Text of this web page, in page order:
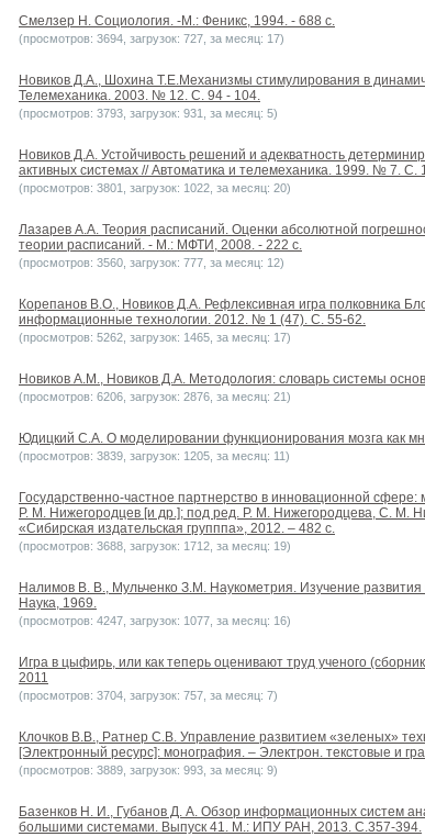
Смелзер Н. Социология. -М.: Феникс, 1994. - 688 с.
(просмотров: 3694, загрузок: 727, за месяц: 17)
Новиков Д.А., Шохина Т.Е.Механизмы стимулирования в
Телемеханика. 2003. № 12. С. 94 - 104.
(просмотров: 3793, загрузок: 931, за месяц: 5)
Новиков Д.А. Устойчивость решений и адекватность
активных системах // Автоматика и телемеханика. 1999. № 7. С.
(просмотров: 3801, загрузок: 1022, за месяц: 20)
Лазарев А.А. Теория расписаний. Оценки абсолютной
теории расписаний. - М.: МФТИ, 2008. - 222 с.
(просмотров: 3560, загрузок: 777, за месяц: 12)
Корепанов В.О., Новиков Д.А. Рефлексивная игра полковника
информационные технологии. 2012. № 1 (47). С. 55-62.
(просмотров: 5262, загрузок: 1465, за месяц: 17)
Новиков А.М., Новиков Д.А. Методология: словарь системы
(просмотров: 6206, загрузок: 2876, за месяц: 21)
Юдицкий С.А. О моделировании функционирования мозга как
(просмотров: 3839, загрузок: 1205, за месяц: 11)
Государственно-частное партнерство в инновационной
Р. М. Нижегородцев [и др.]; под ред. Р. М. Нижегородцева, С. М.
«Сибирская издательская групппа», 2012. – 482 с.
(просмотров: 3688, загрузок: 1712, за месяц: 19)
Налимов В. В., Мульченко З.М. Наукометрия. Изучение
Наука, 1969.
(просмотров: 4247, загрузок: 1077, за месяц: 16)
Игра в цыфирь, или как теперь оценивают труд ученого
2011
(просмотров: 3704, загрузок: 757, за месяц: 7)
Клочков В.В., Ратнер С.В. Управление развитием «зеленых»
[Электронный ресурс]: монография. – Электрон. текстовые и
(просмотров: 3889, загрузок: 993, за месяц: 9)
Базенков Н. И., Губанов Д. А. Обзор информационных систем
большими системами. Выпуск 41. М.: ИПУ РАН, 2013. С.357-394.